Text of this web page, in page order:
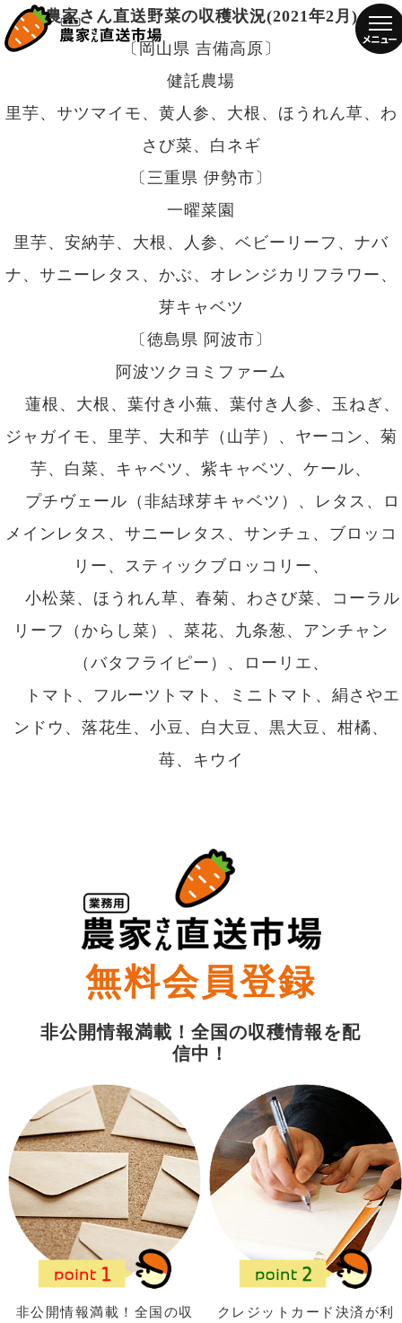
農家さん直送野菜の収穫状況(2021年2月)
〔岡山県 吉備高原〕
健託農場
里芋、サツマイモ、黄人参、大根、ほうれん草、わ
さび菜、白ネギ
〔三重県 伊勢市〕
一曜菜園
里芋、安納芋、大根、人参、ベビーリーフ、ナバ
ナ、サニーレタス、かぶ、オレンジカリフラワー、
芽キャベツ
〔徳島県 阿波市〕
阿波ツクヨミファーム
蓮根、大根、葉付き小蕪、葉付き人参、玉ねぎ、
ジャガイモ、里芋、大和芋（山芋）、ヤーコン、菊
芋、白菜、キャベツ、紫キャベツ、ケール、
プチヴェール（非結球芽キャベツ）、レタス、ロ
メインレタス、サニーレタス、サンチュ、ブロッコ
リー、スティックブロッコリー、
小松菜、ほうれん草、春菊、わさび菜、コーラル
リーフ（からし菜）、菜花、九条葱、アンチャン
（バタフライピー）、ローリエ、
トマト、フルーツトマト、ミニトマト、絹さやエ
ンドウ、落花生、小豆、白大豆、黒大豆、柑橘、
苺、キウイ
無料会員登録
非公開情報満載！全国の収穫情報を配
信中！
非公開情報満載！全国の収
クレジットカード決済が利